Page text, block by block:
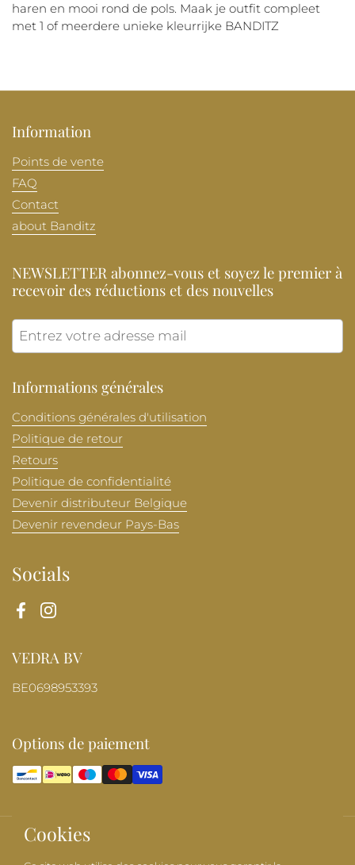
haren en mooi rond de pols. Maak je outfit compleet
met 1 of meerdere unieke kleurrijke BANDITZ
Information
Points de vente
FAQ
Contact
about Banditz
NEWSLETTER abonnez-vous et soyez le premier à
recevoir des réductions et des nouvelles
Informations générales
Conditions générales d'utilisation
Politique de retour
Retours
Politique de confidentialité
Devenir distributeur Belgique
Devenir revendeur Pays-Bas
Socials
FacebookInstagram
VEDRA BV
BE0698953393
Options de paiement
Droits d'auteur © 2026
Cookies